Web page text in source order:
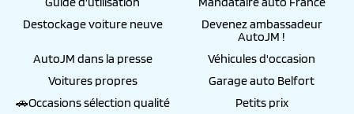
Destockage voiture neuve
Devenez ambassadeur
AutoJM !
AutoJM dans la presse
Véhicules d'occasion
Voitures propres
Garage auto Belfort
🚗Occasions sélection qualité
Petits prix